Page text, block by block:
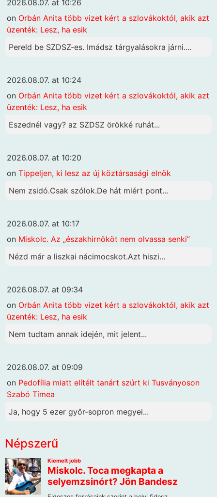
2026.08.07. at 10:26
on Orbán Anita több vizet kért a szlovákoktól, akik azt
üzenték: Lesz, ha esik
Pereld be SZDSZ-es. Imádsz tárgyalásokra járni....
2026.08.07. at 10:24
on Orbán Anita több vizet kért a szlovákoktól, akik azt
üzenték: Lesz, ha esik
Eszednél vagy? az SZDSZ örökké ruhát...
2026.08.07. at 10:20
on Tippeljen, ki lesz az új köztársasági elnök
Nem zsidó.Csak szólok.De hát miért pont...
2026.08.07. at 10:17
on Miskolc. Az „északhirnököt nem olvassa senki”
Nézd már a liszkai nácimocskot.Azt hiszi...
2026.08.07. at 09:34
on Orbán Anita több vizet kért a szlovákoktól, akik azt
üzenték: Lesz, ha esik
Nem tudtam annak idején, mit jelent...
2026.08.07. at 09:09
on Pedofília miatt elítélt tanárt szúrt ki Tusványoson
Szabó Tímea
Ja, hogy 5 ezer győr-sopron megyei...
Népszerű